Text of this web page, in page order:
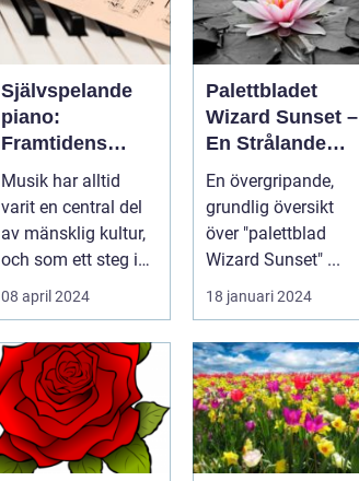
Självspelande
piano:
Framtidens
musikupplevels
Musik har alltid
varit en central del
av mänsklig kultur,
och som ett steg i
dess kontinuerliga...
08 april 2024
Palettbladet
Wizard Sunset –
En Strålande
Fördelning av
Färger
En övergripande,
grundlig översikt
över "palettblad
Wizard Sunset" ...
18 januari 2024